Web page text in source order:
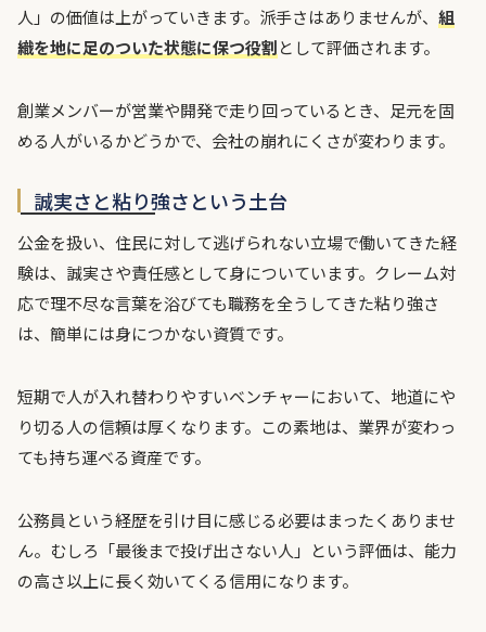
人」の価値は上がっていきます。派手さはありませんが、 組
織を地に足のついた状態に保つ役割として評価されます。
創業メンバーが営業や開発で走り回っているとき、足元を固
める人がいるかどうかで、会社の崩れにくさが変わります。
誠実さと粘り強さという土台
公金を扱い、住民に対して逃げられない立場で働いてきた経
験は、誠実さや責任感として身についています。クレーム対
応で理不尽な言葉を浴びても職務を全うしてきた粘り強さ
は、簡単には身につかない資質です。
短期で人が入れ替わりやすいベンチャーにおいて、地道にや
り切る人の信頼は厚くなります。この素地は、業界が変わっ
ても持ち運べる資産です。
公務員という経歴を引け目に感じる必要はまったくありませ
ん。むしろ「最後まで投げ出さない人」という評価は、能力
の高さ以上に長く効いてくる信用になります。